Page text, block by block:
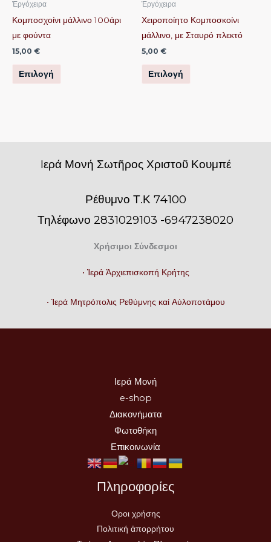
Ἐργόχειρα
Κομποσχοίνι μάλλινο 100άρι
με φούντα
15,00 €
Επιλογή
να
σελίδα
Ἐργόχειρα
Χειροποίητο Κομποσκοίνι
μάλλινο, με Σταυρό πλεκτό
5,00 €
Επιλογή
να
επιλεγούν
σελίδα
Iερά Μονή Σωτῆρος Χριστοῦ Κουμπέ
Ρέθυμνο Τ.Κ 74100
Τηλέφωνο 2831029103 -6947238020
Χρήσιμοι Σύνδεσμοι
• Ἱερά Ἀρχιεπισκοπή Κρήτης
• Ἱερά Μητρόπολις Ρεθύμνης καί Αὐλοποτάμου
Ιερά Μονή
e-shop
Διακονήματα
Φωτοθήκη
Επικοινωνία
Πληροφορίες
Οροι χρήσης
Πολιτική ἀπορρήτου